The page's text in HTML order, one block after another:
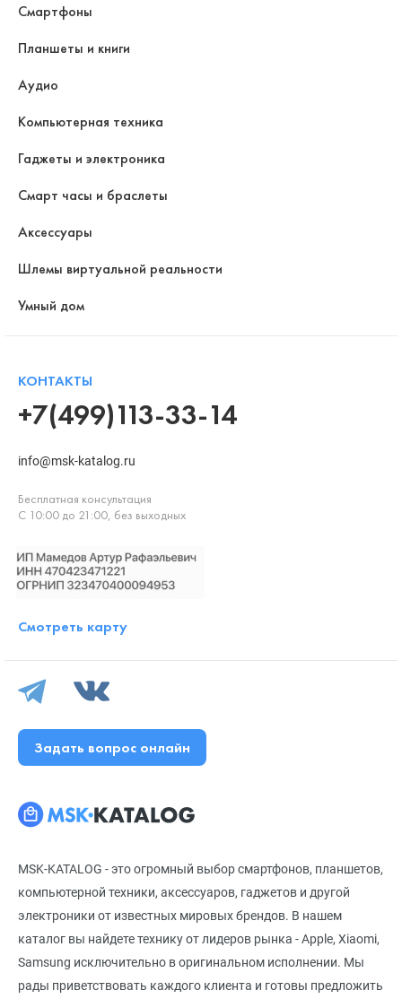
MSK-KATALOG - это огромный выбор смартфонов, планшетов,
компьютерной техники, аксессуаров, гаджетов и другой
электроники от известных мировых брендов. В нашем
каталог вы найдете технику от лидеров рынка - Apple, Xiaomi,
Samsung исключительно в оригинальном исполнении. Мы
рады приветствовать каждого клиента и готовы предложить
Смартфоны
Планшеты и книги
Аудио
Компьютерная техника
Гаджеты и электроника
Смарт часы и браслеты
Аксессуары
Шлемы виртуальной реальности
Умный дом
КОНТАКТЫ
+7(499)113-33-14
info@msk-katalog.ru
Бесплатная консультация
С 10:00 до 21:00, без выходных
Смотреть карту
Задать вопрос онлайн